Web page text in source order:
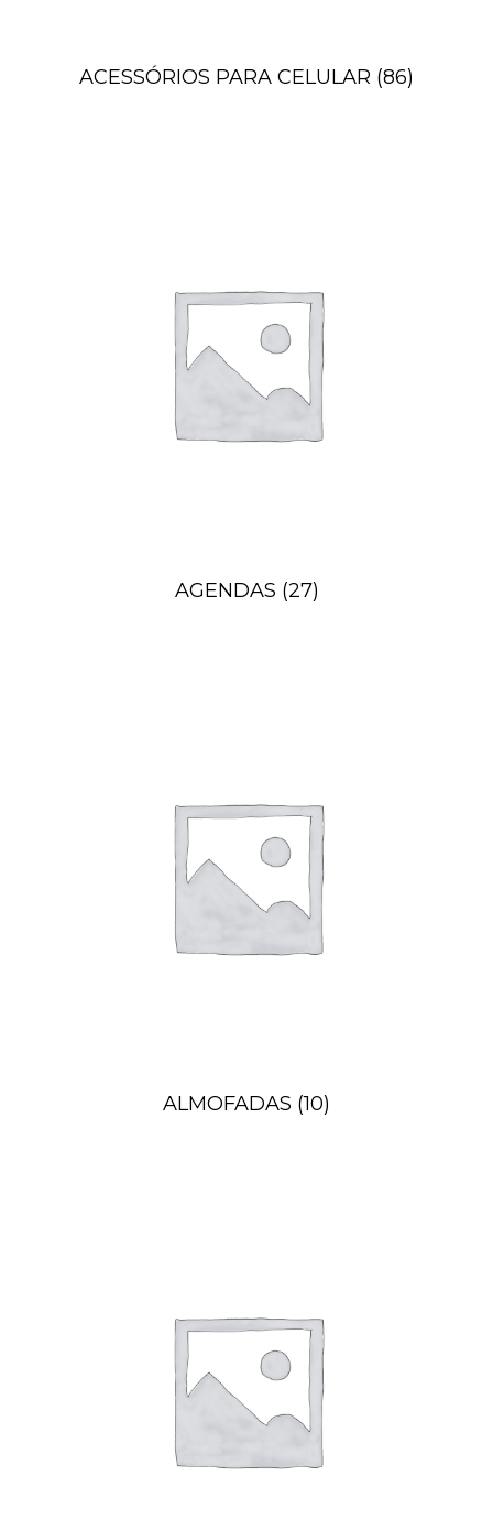
ACESSÓRIOS PARA CELULAR (86)
AGENDAS (27)
ALMOFADAS (10)